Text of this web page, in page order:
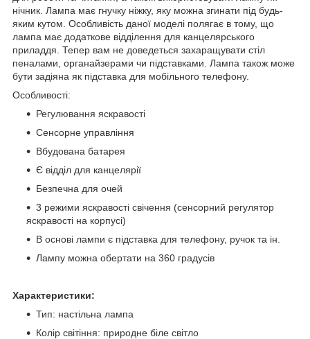
нічник. Лампа має гнучку ніжку, яку можна згинати під будь-
яким кутом. Особливість даної моделі полягає в тому, що
лампа має додаткове відділення для канцелярського
приладдя. Тепер вам не доведеться захаращувати стіл
пеналами, органайзерами чи підставками. Лампа також може
бути задіяна як підставка для мобільного телефону.
Особливості:
Регулювання яскравості
Сенсорне управління
Вбудована батарея
Є відділ для канцелярії
Безпечна для очей
3 режими яскравості свічення (сенсорний регулятор
яскравості на корпусі)
В основі лампи є підставка для телефону, ручок та ін.
Лампу можна обертати на 360 градусів
Характеристики:
Тип: настільна лампа
Колір світіння: природне біле світло